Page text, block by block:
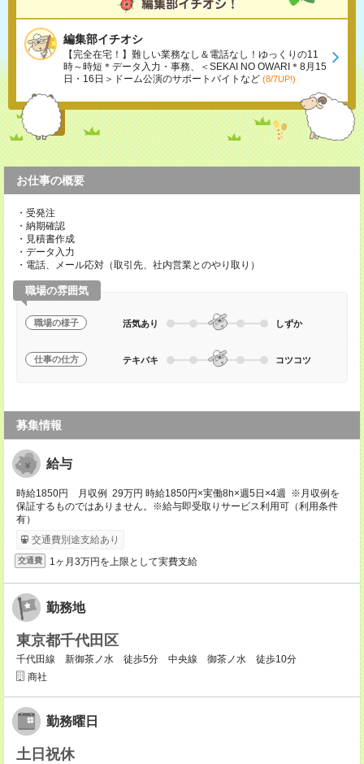
編集部イチオシ
【完全在宅！】難しい業務なし＆電話なし！ゆっくりの11
時～時短＊データ入力・事務、＜SEKAI NO OWARI＊8月15
日・16日＞ドーム公演のサポートバイトなど (8/7UP!)
お仕事の概要
・受発注
・納期確認
・見積書作成
・データ入力
・電話、メール応対（取引先、社内営業とのやり取り）
職場の雰囲気
職場の様子 活気あり しずか
仕事の仕方 テキパキ コツコツ
募集情報
給与
時給1850円 月収例 29万円 時給1850円×実働8h×週5日×4週 ※月収例を
保証するものではありません。※給与即受取りサービス利用可（利用条件
有）
交通費別途支給あり
交通費 1ヶ月3万円を上限として実費支給
勤務地
東京都千代田区
千代田線 新御茶ノ水 徒歩5分 中央線 御茶ノ水 徒歩10分
商社
勤務曜日
土日祝休